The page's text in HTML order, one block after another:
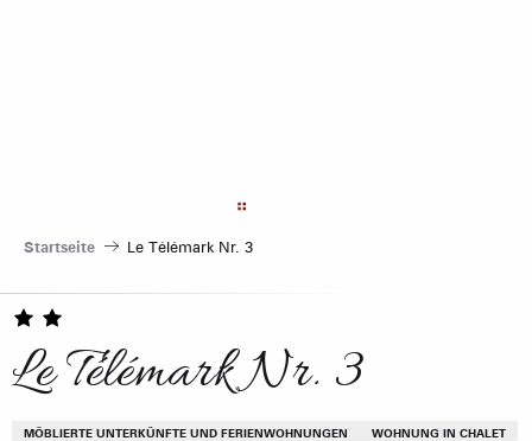
Startseite Le Télémark Nr. 3
Le Télémark Nr. 3
MÖBLIERTE UNTERKÜNFTE UND FERIENWOHNUNGEN
WOHNUNG IN CHALET